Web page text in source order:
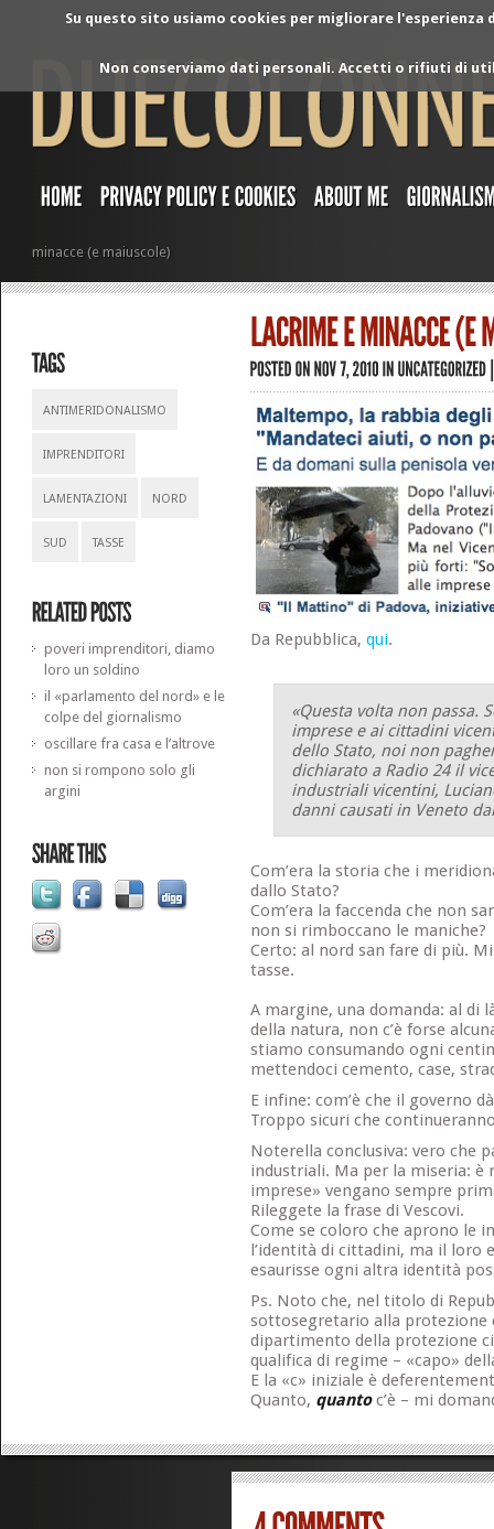
Su questo sito usiamo cookies per migliorare
Non conserviamo dati personali. Accetti o rifiuti di
minacce (e maiuscole)
ANTIMERIDONALISMO
IMPRENDITORI
LAMENTAZIONI NORD
SUD TASSE
poveri imprenditori, diamo
loro un soldino
il «parlamento del nord» e le
colpe del giornalismo
oscillare fra casa e l’altrove
non si rompono solo gli
argini
Da Repubblica, qui.
«Questa volta non passa.
imprese e ai cittadini
dello Stato, noi non
dichiarato a Radio 24 il
industriali vicentini,
danni causati in Veneto
Com’era la storia che i
dallo Stato?
Com’era la faccenda che non
non si rimboccano le maniche?
Certo: al nord san fare di più.
tasse.
A margine, una domanda: al di
della natura, non c’è forse
stiamo consumando ogni
mettendoci cemento, case,
E infine: com’è che il governo
Troppo sicuri che
Noterella conclusiva: vero che
industriali. Ma per la miseria: è
imprese» vengano sempre
Rileggete la frase di Vescovi.
Come se coloro che aprono le
l’identità di cittadini, ma il loro
esaurisse ogni altra identità
Ps. Noto che, nel titolo di
sottosegretario alla protezione
dipartimento della protezione
qualifica di regime – «capo»
E la «c» iniziale è
Quanto, quantoc’è – mi